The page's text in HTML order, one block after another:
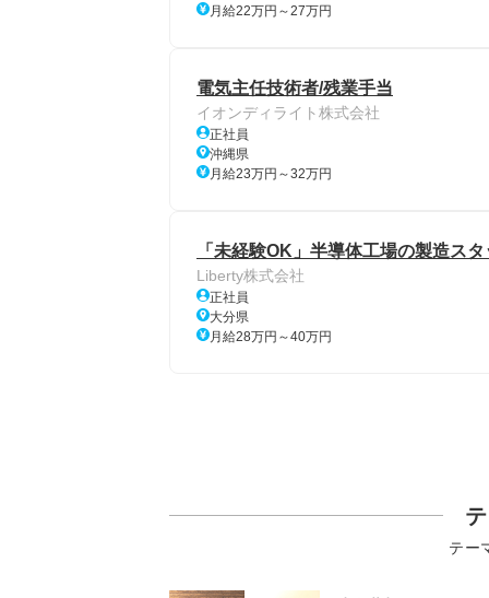
月給22万円～27万円
電気主任技術者/残業手当
イオンディライト株式会社
正社員
沖縄県
月給23万円～32万円
「未経験OK」半導体工場の製造ス
Liberty株式会社
正社員
大分県
月給28万円～40万円
テー